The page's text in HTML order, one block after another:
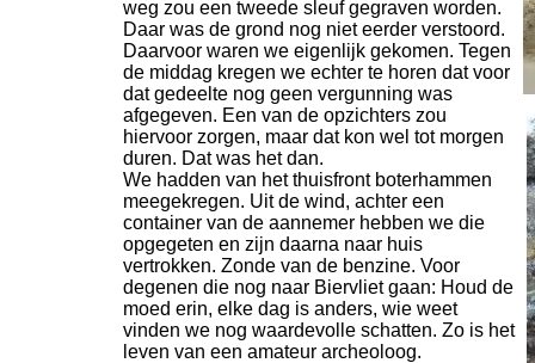
weg zou een tweede sleuf gegraven worden.
Daar was de grond nog niet eerder verstoord.
Daarvoor waren we eigenlijk gekomen. Tegen
de middag kregen we echter te horen dat voor
dat gedeelte nog geen vergunning was
afgegeven. Een van de opzichters zou
hiervoor zorgen, maar dat kon wel tot morgen
duren. Dat was het dan.
We hadden van het thuisfront boterhammen
meegekregen. Uit de wind, achter een
container van de aannemer hebben we die
opgegeten en zijn daarna naar huis
vertrokken. Zonde van de benzine. Voor
degenen die nog naar Biervliet gaan: Houd de
moed erin, elke dag is anders, wie weet
vinden we nog waardevolle schatten. Zo is het
leven van een amateur archeoloog.